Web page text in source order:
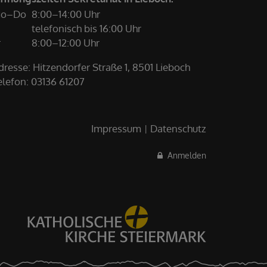
8:00–14:00 Uhr
telefonisch bis 16:00 Uhr
8:00–12:00 Uhr
Hitzendorfer Straße 1, 8501 Lieboch
03136 61207
Impressum Datenschutz
Anmelden